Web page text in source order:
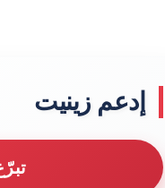
إدعم زينيت